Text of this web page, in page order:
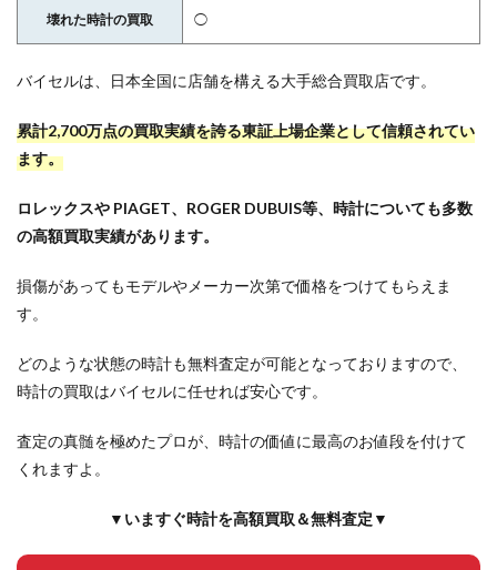
壊れた時計の買取 ◯
バイセルは、日本全国に店舗を構える大手総合買取店です。
累計2,700万点の買取実績を誇る東証上場企業として信頼されてい
ます。
ロレックスや PIAGET、ROGER DUBUIS等、時計についても多数
の高額買取実績があります。
損傷があってもモデルやメーカー次第で価格をつけてもらえま
す。
どのような状態の時計も無料査定が可能となっておりますので、
時計の買取はバイセルに任せれば安心です。
査定の真髄を極めたプロが、時計の価値に最高のお値段を付けて
くれますよ。
▼いますぐ時計を高額買取＆無料査定▼